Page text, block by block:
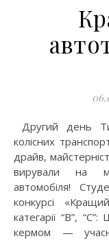
Другий день Тижня професії “Слюсар з ремонту
колісних
драйв,
вирували на
автомобіля!
конкурсі
категарії “В”,
кермом —